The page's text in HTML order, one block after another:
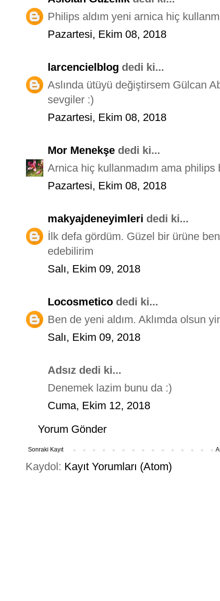
Philips aldım yeni arnica hiç
Pazartesi, Ekim 08, 2018
larcencielblog dedi ki...
Aslında ütüyü değiştirsem Gülcan
sevgiler :)
Pazartesi, Ekim 08, 2018
Mor Menekşe dedi ki...
Arnica hiç kullanmadım ama
Pazartesi, Ekim 08, 2018
makyajdeneyimleri dedi ki...
İlk defa gördüm. Güzel bir ürüne
edebilirim
Salı, Ekim 09, 2018
Locosmetico dedi ki...
Ben de yeni aldım. Aklımda olsun
Salı, Ekim 09, 2018
Adsız dedi ki...
Denemek lazim bunu da :)
Cuma, Ekim 12, 2018
Yorum Gönder
Sonraki Kayıt
Kaydol: Kayıt Yorumları (Atom)